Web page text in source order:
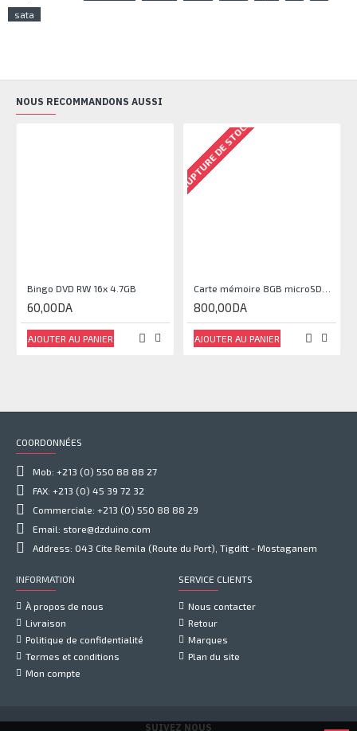
sata
NOUS RECOMMANDONS AUSSI
Bingo DVD RW 16x 4.7GB
60,00DA
AJOUTER AU PANIER
RUPTURE DE STOCK
800,00DA
AJOUTER AU PANIER
COORDONNÉES
Mob: +213 (0) 550 88 88 27
FAX: +213 (0) 45 39 72 32
Commerciale: +213 (0) 550 88 88 29
Email: store@dzduino.com
Address: 043 Cite Remila (Route du Port), Tigditt - Mostaganem
INFORMATION
À propos de nous
Livraison
Politique de confidentialité
Termes et conditions
Mon compte
SERVICE CLIENTS
Nous contacter
Retour
Marques
Plan du site
SUIVEZ NOUS